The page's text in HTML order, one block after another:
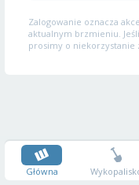
Zalogowanie oznacza
aktualnym brzmieniu.
prosimy o niekorzystanie
Główna